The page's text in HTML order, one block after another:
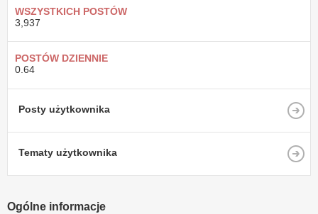
WSZYSTKICH POSTÓW
3,937
POSTÓW DZIENNIE
0.64
Posty użytkownika
Tematy użytkownika
Ogólne informacje